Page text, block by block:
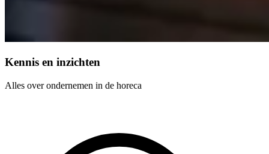
Kennis en inzichten
Alles over ondernemen in de horeca